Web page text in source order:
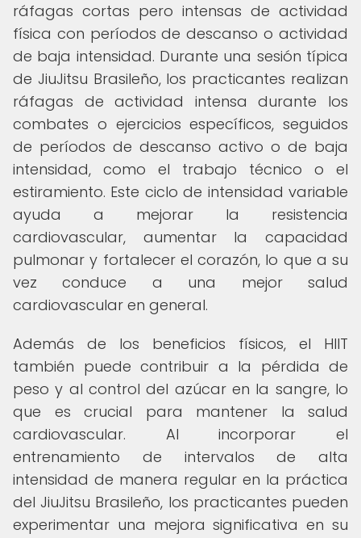
ráfagas cortas pero intensas de actividad
física con períodos de descanso o actividad
de baja intensidad. Durante una sesión típica
de JiuJitsu Brasileño, los practicantes realizan
ráfagas de actividad intensa durante los
combates o ejercicios específicos, seguidos
de períodos de descanso activo o de baja
intensidad, como el trabajo técnico o el
estiramiento. Este ciclo de intensidad variable
ayuda a mejorar la resistencia
cardiovascular, aumentar la capacidad
pulmonar y fortalecer el corazón, lo que a su
vez conduce a una mejor salud
cardiovascular en general.
Además de los beneficios físicos, el HIIT
también puede contribuir a la pérdida de
peso y al control del azúcar en la sangre, lo
que es crucial para mantener la salud
cardiovascular. Al incorporar el
entrenamiento de intervalos de alta
intensidad de manera regular en la práctica
del JiuJitsu Brasileño, los practicantes pueden
experimentar una mejora significativa en su